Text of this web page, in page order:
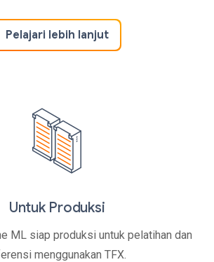
Pelajari lebih lanjut
Untuk Produksi
ML siap produksi untuk pelatihan dan
menggunakan TFX.